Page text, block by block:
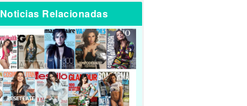
Noticias Relacionadas